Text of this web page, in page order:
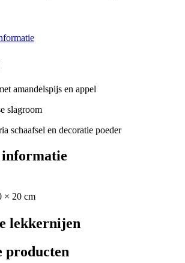
amandelspijs en appel
slagroom
schaafsel en decoratie poeder
× 20 cm
lekkernijen
producten